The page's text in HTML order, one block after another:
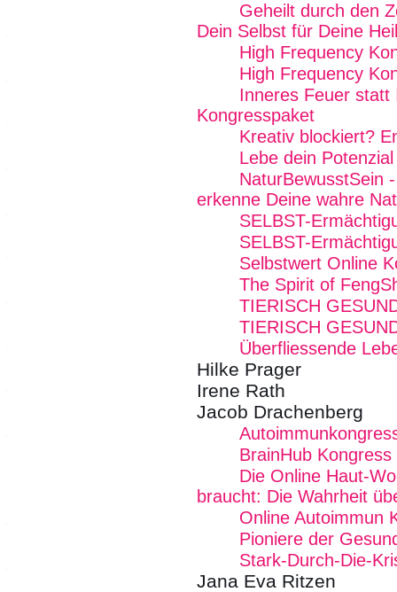
Geheilt durch den
Dein Selbst für Deine
High Frequency
High Frequency
Inneres Feuer statt
Kongresspaket
Kreativ blockiert?
Lebe dein
NaturBewusstSein
erkenne Deine wahre
SELBST-
SELBST-
Selbstwert Online
The Spirit of
TIERISCH
TIERISCH
Überfliessende
Hilke Prager
Irene Rath
Jacob Drachenberg
BrainHub Kongress
Die Online Haut-
braucht: Die Wahrheit
Online Autoimmun
Pioniere der
Stark-Durch-Die-
Jana Eva Ritzen